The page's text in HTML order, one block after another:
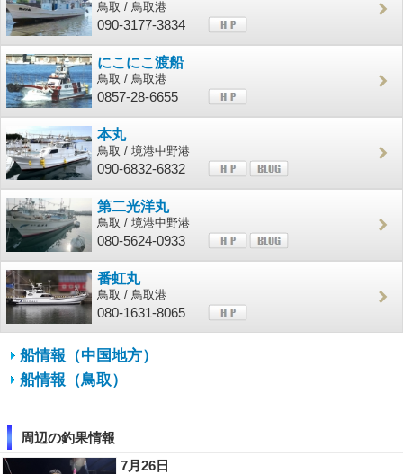
鳥取 / 鳥取港
090-3177-3834
にこにこ渡船
鳥取 / 鳥取港
0857-28-6655
本丸
鳥取 / 境港中野港
090-6832-6832
第二光洋丸
鳥取 / 境港中野港
080-5624-0933
番虹丸
鳥取 / 鳥取港
080-1631-8065
船情報（中国地方）
船情報（鳥取）
周辺の釣果情報
7月26日